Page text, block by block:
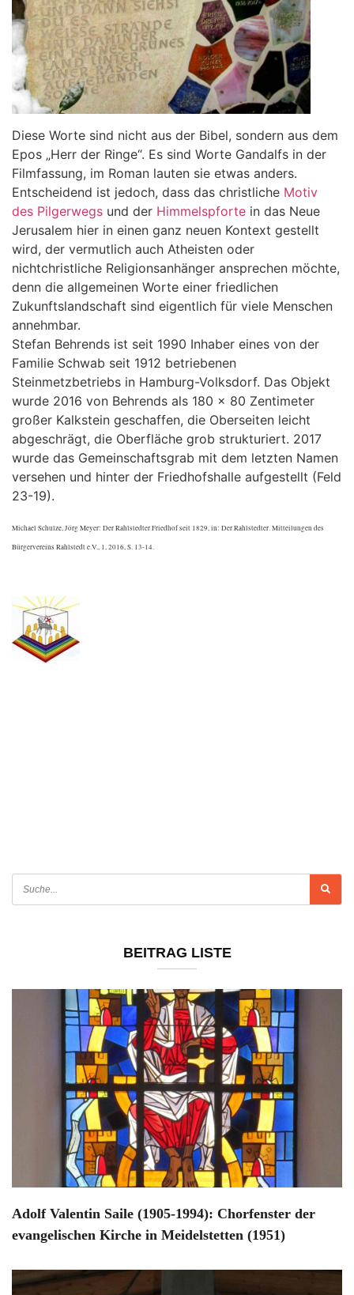
Diese Worte sind nicht aus der Bibel, sondern aus dem
Epos „Herr der Ringe“. Es sind Worte Gandalfs in der
Filmfassung, im Roman lauten sie etwas anders.
Entscheidend ist jedoch, dass das christliche Motiv
des Pilgerwegs und der Himmelspforte in das Neue
Jerusalem hier in einen ganz neuen Kontext gestellt
wird, der vermutlich auch Atheisten oder
nichtchristliche Religionsanhänger ansprechen möchte,
denn die allgemeinen Worte einer friedlichen
Zukunftslandschaft sind eigentlich für viele Menschen
annehmbar.
Stefan Behrends ist seit 1990 Inhaber eines von der
Familie Schwab seit 1912 betriebenen
Steinmetzbetriebs in Hamburg-Volksdorf. Das Objekt
wurde 2016 von Behrends als 180 x 80 Zentimeter
großer Kalkstein geschaffen, die Oberseiten leicht
abgeschrägt, die Oberfläche grob strukturiert. 2017
wurde das Gemeinschaftsgrab mit dem letzten Namen
versehen und hinter der Friedhofshalle aufgestellt (Feld
23-19).
Michael Schulze, Jörg Meyer: Der Rahlstedter Friedhof seit 1829, in: Der Rahlstedter. Mitteilungen des
Bürgervereins Rahlstedt e.V., 1, 2016, S. 13-14.
BEITRAG LISTE
Adolf Valentin Saile (1905-1994): Chorfenster der
evangelischen Kirche in Meidelstetten (1951)